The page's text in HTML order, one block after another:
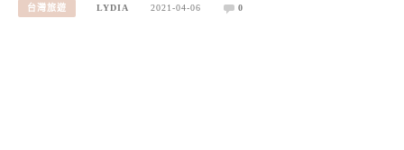
台灣旅遊 LYDIA 2021-04-06 0